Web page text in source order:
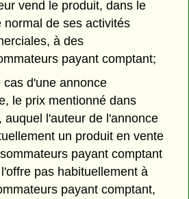
vend le produit, dans le
normal de ses activités
à des
payant comptant;
cas d'une annonce
le prix mentionné dans
auquel l'auteur de l'annonce
un produit en vente
payant comptant
pas habituellement à
payant comptant,